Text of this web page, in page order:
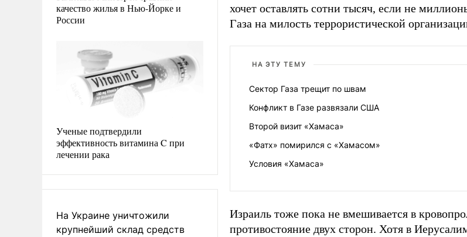
качество жилья в Нью-Йорке и
России
Ученые подтвердили
эффективность витамина C при
лечении рака
На Украине уничтожили
крупнейший склад средств
хочет оставлять сотни тысяч, если не
Газа на милость террористической
НА ЭТУ ТЕМУ
Сектор Газа трещит по швам
Конфликт в Газе развязали США
Второй визит «Хамаса»
«Фатх» помирился с «Хамасом»
Условия «Хамаса»
Израиль тоже пока не вмешивается в
противостояние двух сторон. Хотя в